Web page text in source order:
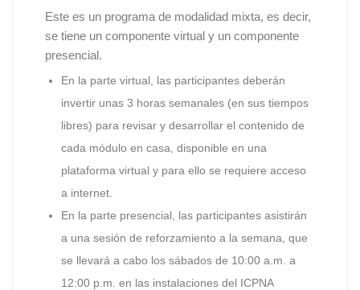
Este es un programa de modalidad mixta, es decir,
se tiene un componente virtual y un componente
presencial.
En la parte virtual, las participantes deberán
invertir unas 3 horas semanales (en sus tiempos
libres) para revisar y desarrollar el contenido de
cada módulo en casa, disponible en una
plataforma virtual y para ello se requiere acceso
a internet.
En la parte presencial, las participantes asistirán
a una sesión de reforzamiento a la semana, que
se llevará a cabo los sábados de 10:00 a.m. a
12:00 p.m. en las instalaciones del ICPNA